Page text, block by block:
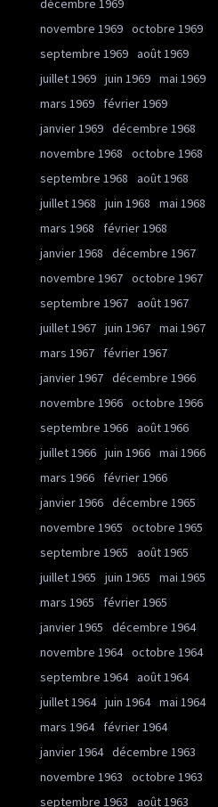
décembre 1969
novembre 1969 octobre 1969
septembre 1969 août 1969
juillet 1969 juin 1969 mai 1969
mars 1969
février 1969
janvier 1969 décembre 1968
novembre 1968
octobre 1968
septembre 1968
août 1968
juillet 1968
juin 1968
mai 1968
mars 1968
février 1968
janvier 1968
décembre 1967
novembre 1967 octobre 1967
septembre 1967 août 1967
juillet 1967 juin 1967 mai 1967
mars 1967
février 1967
janvier 1967 décembre 1966
novembre 1966 octobre 1966
septembre 1966 août 1966
juillet 1966 juin 1966 mai 1966
mars 1966
février 1966
janvier 1966 décembre 1965
novembre 1965
octobre 1965
septembre 1965
août 1965
juillet 1965
juin 1965
mai 1965
mars 1965
février 1965
janvier 1965
décembre 1964
novembre 1964 octobre 1964
septembre 1964 août 1964
juillet 1964 juin 1964 mai 1964
mars 1964
février 1964
janvier 1964 décembre 1963
novembre 1963
octobre 1963
septembre 1963
août 1963